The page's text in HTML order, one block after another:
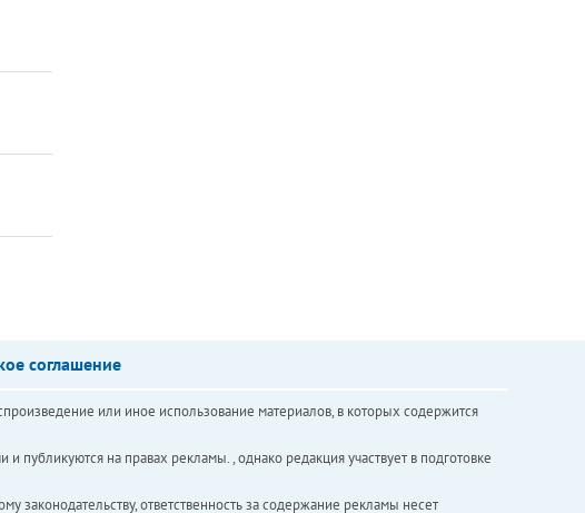
соглашение
или иное использование материалов, в которых содержится
на правах рекламы. , однако редакция участвует в подготовке
законодательству, ответственность за содержание рекламы несет